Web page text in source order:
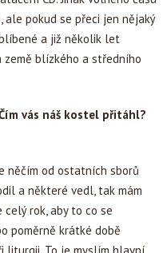
ale pokud se přeci jen nějaký
a již několik let
blízkého a středního
vás náš kostel přitáhl?
něčím od ostatních sborů
a některé vedl, tak mám
celý rok, aby to co se
poměrně krátké době